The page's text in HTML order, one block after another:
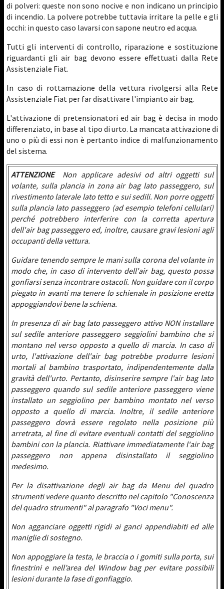
di polveri: queste non sono nocive e non indicano un principio
di incendio. La polvere potrebbe tuttavia irritare la pelle e gli
occhi: in questo caso lavarsi con sapone neutro ed acqua.
Tutti gli interventi di controllo, riparazione e sostituzione
riguardanti gli air bag devono essere effettuati dalla Rete
Assistenziale Fiat.
In caso di rottamazione della vettura rivolgersi alla Rete
Assistenziale Fiat per far disattivare l'impianto air bag.
L'attivazione di pretensionatori ed air bag è decisa in modo
differenziato, in base al tipo di urto. La mancata attivazione di
uno o più di essi non è pertanto indice di malfunzionamento
del sistema.
ATTENZIONENon applicare adesivi od altri oggetti sul
volante, sulla plancia in zona air bag lato passeggero, sul
rivestimento laterale lato tetto e sui sedili. Non porre oggetti
sulla plancia lato passeggero (ad esempio telefoni cellulari)
perché potrebbero interferire con la corretta apertura
dell'air bag passeggero ed, inoltre, causare gravi lesioni agli
occupanti della vettura.
Guidare tenendo sempre le mani sulla corona del volante in
modo che, in caso di intervento dell'air bag, questo possa
gonfiarsi senza incontrare ostacoli. Non guidare con il corpo
piegato in avanti ma tenere lo schienale in posizione eretta
appoggiandovi bene la schiena.
In presenza di air bag lato passeggero attivo NON installare
sul sedile anteriore passeggero seggiolini bambino che si
montano nel verso opposto a quello di marcia. In caso di
urto, l'attivazione dell'air bag potrebbe produrre lesioni
mortali al bambino trasportato, indipendentemente dalla
gravità dell'urto. Pertanto, disinserire sempre l'air bag lato
passeggero quando sul sedile anteriore passeggero viene
installato un seggiolino per bambino montato nel verso
opposto a quello di marcia. Inoltre, il sedile anteriore
passeggero dovrà essere regolato nella posizione più
arretrata, al fine di evitare eventuali contatti del seggiolino
bambini con la plancia. Riattivare immediatamente l'air bag
passeggero non appena disinstallato il seggiolino
medesimo.
Per la disattivazione degli air bag da Menu del quadro
strumenti vedere quanto descritto nel capitolo "Conoscenza
del quadro strumenti" al paragrafo "Voci menu".
Non agganciare oggetti rigidi ai ganci appendiabiti ed alle
maniglie di sostegno.
Non appoggiare la testa, le braccia o i gomiti sulla porta, sui
finestrini e nell’area del Window bag per evitare possibili
lesioni durante la fase di gonfiaggio.